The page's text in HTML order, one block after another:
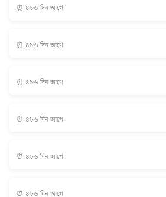
⏰ ৪৮৬ দিন আগে
⏰ ৪৮৬ দিন আগে
⏰ ৪৮৬ দিন আগে
⏰ ৪৮৬ দিন আগে
⏰ ৪৮৬ দিন আগে
⏰ ৪৮৬ দিন আগে